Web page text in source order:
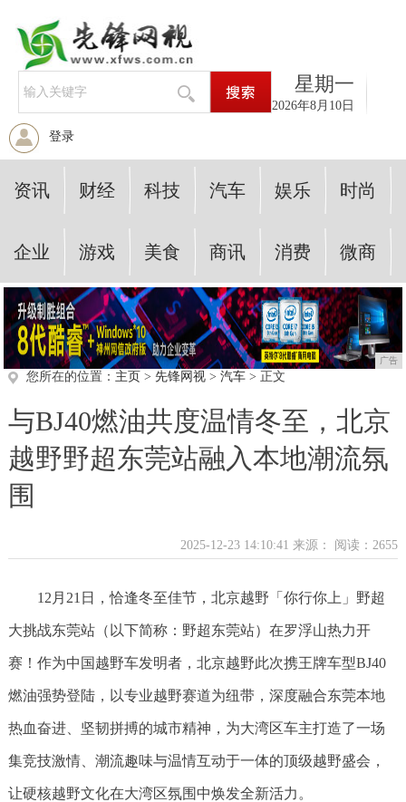
星期一
2026年8月10日
登录
资讯 财经 科技 汽车 娱乐 时尚
企业 游戏 美食 商讯 消费 微商
广告
您所在的位置： 主页 > 先锋网视> 汽车> 正文
与BJ40燃油共度温情冬至，北京
越野野超东莞站融入本地潮流氛
围
2025-12-23 14:10:41 来源： 阅读：2655
12月21日，恰逢冬至佳节，北京越野「你行你上」野超
大挑战东莞站（以下简称：野超东莞站）在罗浮山热力开
赛！作为中国越野车发明者，北京越野此次携王牌车型BJ40
燃油强势登陆，以专业越野赛道为纽带，深度融合东莞本地
热血奋进、坚韧拼搏的城市精神，为大湾区车主打造了一场
集竞技激情、潮流趣味与温情互动于一体的顶级越野盛会，
让硬核越野文化在大湾区氛围中焕发全新活力。